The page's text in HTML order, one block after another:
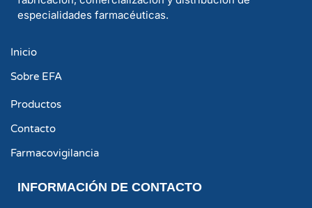
especialidades farmacéuticas.
Inicio
Sobre EFA
Productos
Contacto
Farmacovigilancia
INFORMACIÓN DE CONTACTO